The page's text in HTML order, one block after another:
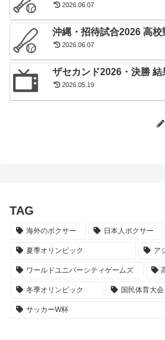
2026.06.07
沖縄・招待試合2026 高校
2026.06.07
ザセカンド2026・決勝 結
2026.05.19
TAG
海外のボクサー 日本人ボクサー
夏季オリンピック ア
ワールドユニバーシティゲームズ
冬季オリンピック 国民体育大会
サッカーW杯